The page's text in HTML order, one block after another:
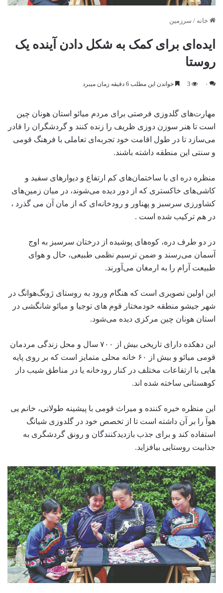
خانه / سرزمین
ایده‌ای برای کمک به شکل دادن آینده یک
روستا
۰ 3 خواندن این مطلب 6 دقیقه زمان میبرد
مهارت‌های گلدوزی فرصتی برای مردم میائو استان هونان چین
است تا هنر سوزن دوزی ظریف را زنده کنند و گردشگران را قادر
می‌سازد تا در طول اقامت خود تجربه‌ای تعاملی با فرهنگ قومی
و سنتی این منطقه داشته باشند.
منظره دره ای با ساختمان‌های کم‌ ارتفاع و دیوارهای سفید و
کاشی‌های خاکستری که از دور دیده می‌شوند، در میان زمین‌های
کشاورزی سرسبز و پهناور و رودخانه‌ای که از مان آن می گذرد ،
در هم ترکیب شده است .
در دو طرف دره، کوه‌های پوشیده از درختان سرسبز به اوج
آسمان می‌رسند و ضمن ترسیم نظمی طبیعی، حال و هوای
طبیعت آرام را به ارمغان می‌آورند.
این اولین تصویری است که هنگام ورود به روستای ژونگ‌هوانگ در
شهر جیشو منطقه خودمختار قوم های توجیا و میائو شانگشی در
استان هونان چین مرکزی دیده می‌شود.
این دهکده دارای تاریخی بیش از ۷۰۰ سال و محل زندگی مردمان
قومی میائو و بیش از ۶۰ خانه محلی متمایز است که بر روی پایه
هایی با ارتفاعات مختلف در کنار رودخانه یا در مناطق شیب دار
کوهستانی ساخته شده اند.
این منظره خیره کننده و میراث قومی با پیشینه طولانی، خانم یی
هوآ را بر آن داشته است تا از تخصص خود در گلدوزی شیانگ
استفاده کند و برای جذب بازدیدکنندگان و رونق گردشگری به
جذابیت روستایی بیافزاید.